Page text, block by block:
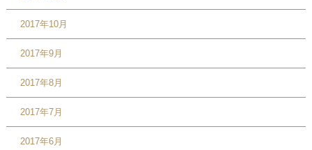
2017年10月
2017年9月
2017年8月
2017年7月
2017年6月